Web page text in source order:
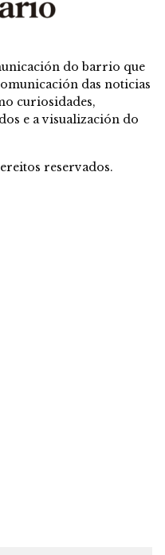
do barrio que
das noticias
curiosidades,
e a visualización do
reservados.